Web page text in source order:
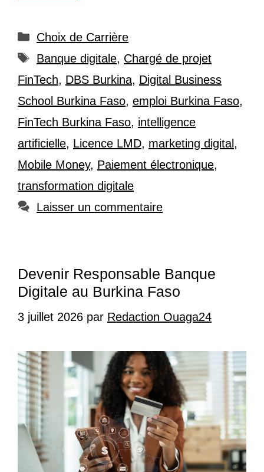
Catégories
Choix de Carrière
Étiquettes
Banque digitale, Chargé de projet
FinTech, DBS Burkina, Digital Business
School Burkina Faso, emploi Burkina Faso,
FinTech Burkina Faso, intelligence
artificielle, Licence LMD, marketing digital ,
Mobile Money, Paiement électronique,
transformation digitale
Laisser un commentaire
Devenir Responsable Banque
Digitale au Burkina Faso
3 juillet 2026 par Redaction Ouaga24